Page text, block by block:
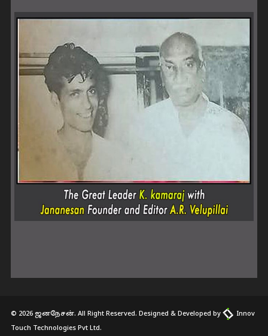
© 2026 ஜனநேசன். All Right Reserved. Designed & Developed by
Innov
Touch Technologies Pvt Ltd.